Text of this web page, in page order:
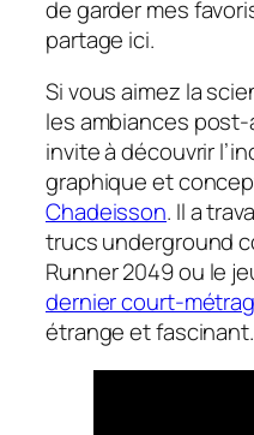
de garder mes
partage ici.
Si vous aimez la
les ambiances
invite à découvrir
graphique et
Chadeisson. Il a
trucs underground
Runner 2049 ou le
dernier court-
étrange et fascinant.